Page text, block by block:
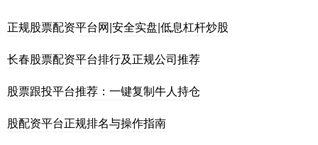
正规股票配资平台网|安全实盘|低息杠杆炒股
长春股票配资平台排行及正规公司推荐
股票跟投平台推荐：一键复制牛人持仓
股配资平台正规排名与操作指南